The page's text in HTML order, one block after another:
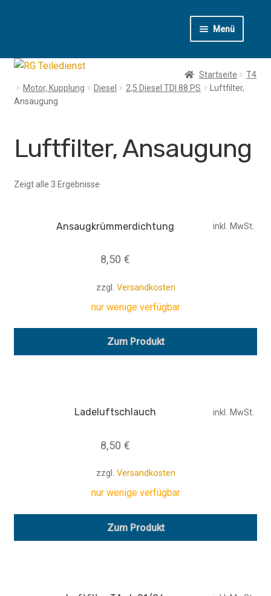
Menü
T1
T2
T4
LT
Startseite
T4
Motor, Kupplung
Diesel 2,5 Diesel TDI 88 PS
Luftfilter,
Ansaugung
Luftfilter, Ansaugung
Zeigt alle 3 Ergebnisse
Ansaugkrümmerdichtung
8,50 €
inkl. MwSt.
zzgl. Versandkosten
nur wenige verfügbar
Zum Produkt
Ladeluftschlauch
8,50 €
inkl. MwSt.
zzgl. Versandkosten
nur wenige verfügbar
Zum Produkt